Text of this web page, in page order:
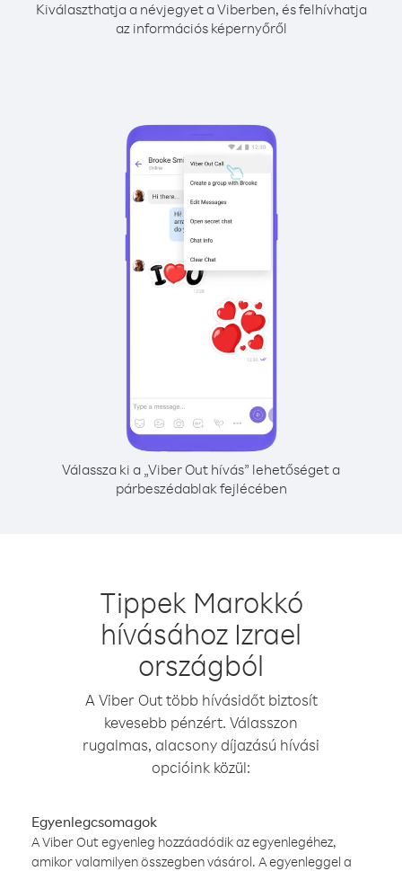
Kiválaszthatja a névjegyet a Viberben, és felhívhatja
az információs képernyőről
Válassza ki a „Viber Out hívás” lehetőséget a
párbeszédablak fejlécében
Tippek Marokkó
hívásához Izrael
országból
A Viber Out több hívásidőt biztosít
kevesebb pénzért. Válasszon
rugalmas, alacsony díjazású hívási
opcióink közül:
Egyenlegcsomagok
A Viber Out egyenleg hozzáadódik az egyenlegéhez,
amikor valamilyen összegben vásárol. A egyenleggel a